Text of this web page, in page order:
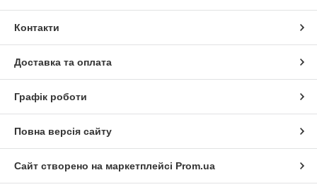
Контакти
Доставка та оплата
Графік роботи
Повна версія сайту
Сайт створено на маркетплейсі Prom.ua